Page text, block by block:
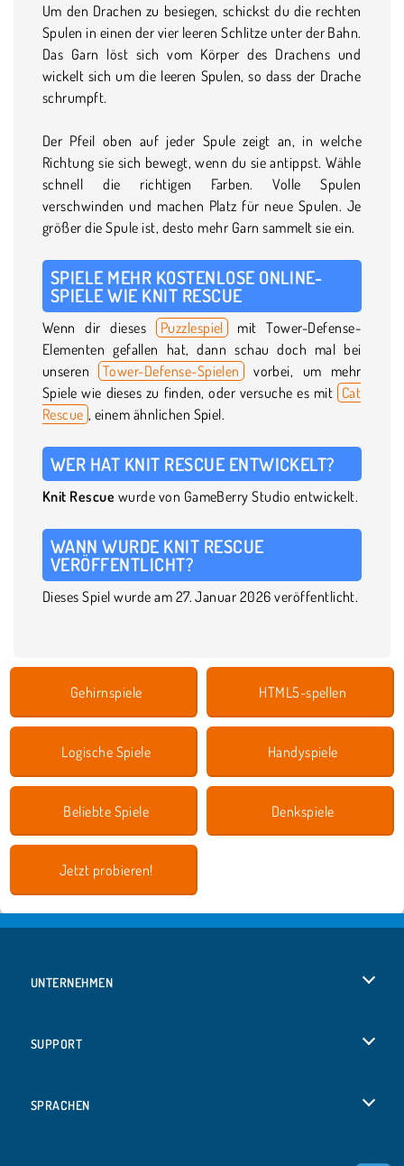
Um den Drachen zu besiegen, schickst du die rechten
Spulen in einen der vier leeren Schlitze unter der Bahn.
Das Garn löst sich vom Körper des Drachens und
wickelt sich um die leeren Spulen, so dass der Drache
schrumpft.
Der Pfeil oben auf jeder Spule zeigt an, in welche
Richtung sie sich bewegt, wenn du sie antippst. Wähle
schnell die richtigen Farben. Volle Spulen
verschwinden und machen Platz für neue Spulen. Je
größer die Spule ist, desto mehr Garn sammelt sie ein.
SPIELE MEHR KOSTENLOSE ONLINE-
SPIELE WIE KNIT RESCUE
Wenn dir dieses Puzzlespiel mit Tower-Defense-
Elementen gefallen hat, dann schau doch mal bei
unseren
Tower-Defense-Spielen vorbei, um mehr
Spiele wie dieses zu finden, oder versuche es mit Cat
Rescue , einem ähnlichen Spiel.
WER HAT KNIT RESCUE ENTWICKELT?
Knit Rescue wurde von GameBerry Studio entwickelt.
WANN WURDE KNIT RESCUE
VERÖFFENTLICHT?
Dieses Spiel wurde am 27. Januar 2026 veröffentlicht.
Gehirnspiele HTML5-spellen
Logische Spiele Handyspiele
Beliebte Spiele Denkspiele
Jetzt probieren!
UNTERNEHMEN
SUPPORT
SPRACHEN